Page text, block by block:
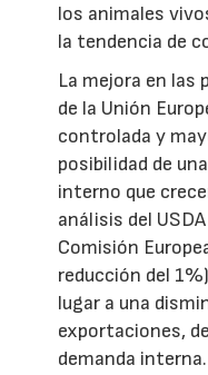
los animales
la tendencia de
La mejora en las
de la Unión
controlada y
posibilidad de
interno que
análisis del
Comisión
reducción del
lugar a una
exportaciones,
demanda interna.